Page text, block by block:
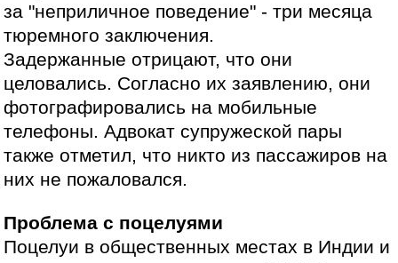
за "неприличное поведение" - три месяца
тюремного заключения.
Задержанные отрицают, что они
целовались. Согласно их заявлению, они
фотографировались на мобильные
телефоны. Адвокат супружеской пары
также отметил, что никто из пассажиров на
них не пожаловался.
Проблема с поцелуями
Поцелуи в общественных местах в Индии и